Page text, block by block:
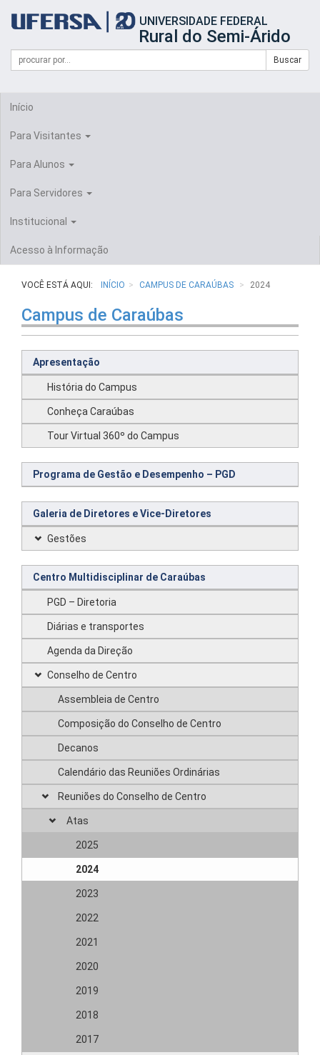
portal
UFERSA
UNIVERSIDADE FEDERAL
Rural do Semi-Árido
Formulário
Busca
Campo
de
Buscar
Início
Para Visitantes
Para Alunos
Para Servidores
Institucional
Acesso à Informação
VOCÊ ESTÁ AQUI: INÍCIO CAMPUS DE CARAÚBAS 2024
Campus de Caraúbas
Apresentação
História do Campus
Conheça Caraúbas
Tour Virtual 360º do Campus
Programa de Gestão e Desempenho – PGD
Galeria de Diretores e Vice-Diretores
Gestões
Centro Multidisciplinar de Caraúbas
PGD – Diretoria
Diárias e transportes
Agenda da Direção
Conselho de Centro
Assembleia de Centro
Composição do Conselho de Centro
Decanos
Calendário das Reuniões Ordinárias
Reuniões do Conselho de Centro
Atas
2025
2024
2023
2022
2021
2020
2019
2018
2017